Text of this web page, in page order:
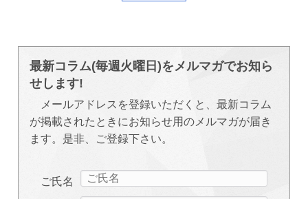
最新コラム(毎週火曜日)をメルマガでお知ら
せします!
メールアドレスを登録いただくと、最新コラム
が掲載されたときにお知らせ用のメルマガが届き
ます。是非、ご登録下さい。
ご氏名